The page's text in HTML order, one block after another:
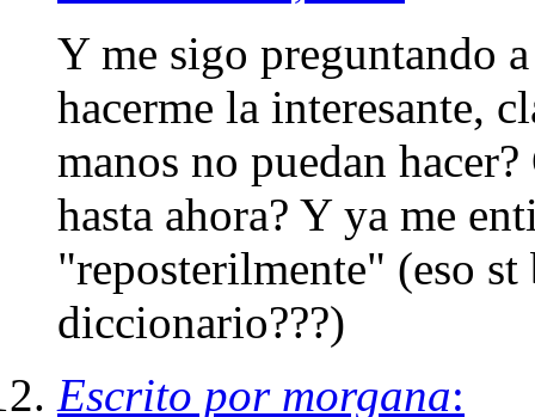
Y me sigo preguntando
hacerme la interesante,
manos no puedan
hasta ahora? Y ya me
"reposterilmente" (eso
diccionario???)
Escrito por morgana: